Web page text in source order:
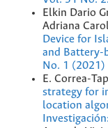
Elkin Dario
Adriana
Device for
and Battery-
No. 1 (2021)
E. Correa-
strategy for
location